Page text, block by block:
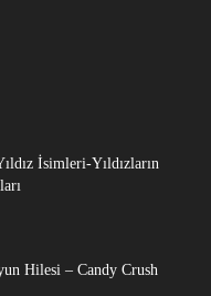
İsimleri-Yıldızların
Hilesi – Candy Crush